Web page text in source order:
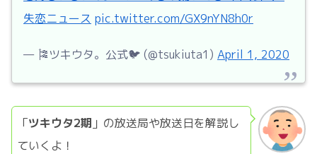
失恋ニュース pic.twitter.com/GX9nYN8h0r
— 🎏ツキウタ。公式🐦 (@tsukiuta1) April 1, 2020
「ツキウタ2期 」の放送局や放送日を解説し
ていくよ！